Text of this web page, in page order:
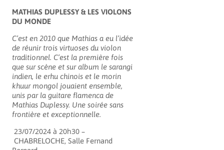
MATHIAS DUPLESSY & LES VIOLONS
DU MONDE
C’est en 2010 que Mathias a eu l’idée
de réunir trois virtuoses du violon
traditionnel. C’est la première fois
que sur scène et sur album le sarangi
indien, le erhu chinois et le morin
khuur mongol jouaient ensemble,
unis par la guitare flamenca de
Mathias Duplessy. Une soirée sans
frontière et exceptionnelle.
23/07/2024 à 20h30 –
CHABRELOCHE, Salle Fernand